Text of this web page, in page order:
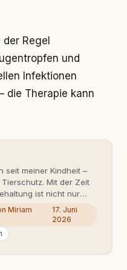
Regel
und
Infektionen
die Therapie kann
seit meiner Kindheit –
Mit der Zeit
ist nicht nur
und
kam mit meinem
reichte Erfahrung
mich intensiv mit
Miriam
17. Juni
2026